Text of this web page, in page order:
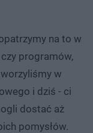
na to w
programów,
w
i dziś - ci
dostać aż
pomysłów.